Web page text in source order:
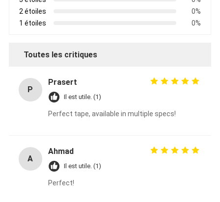
2 étoiles
0%
1 étoiles
0%
Toutes les critiques
P
Prasert
Il est utile. (1)
Perfect tape, available in multiple specs!
A
Ahmad
Il est utile. (1)
Perfect!